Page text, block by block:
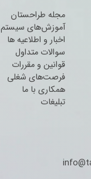
مجله طراحستان
آموزش‌های سیستم
اخبار و اطلاعیه ها
سوالات متداول
قوانین و مقررات
فرصت‌های شغلی
همکاری با ما
تبلیغات